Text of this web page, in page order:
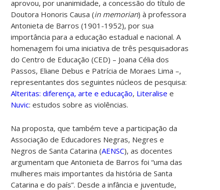
aprovou, por unanimidade, a concessão do título de
Doutora Honoris Causa (in memorian) à professora
Antonieta de Barros (1901-1952), por sua
importância para a educação estadual e nacional. A
homenagem foi uma iniciativa de três pesquisadoras
do Centro de Educação (CED) – Joana Célia dos
Passos, Eliane Debus e Patrícia de Moraes Lima –,
representantes dos seguintes núcleos de pesquisa:
Alteritas: diferença, arte e educação, Literalise e
Nuvic: estudos sobre as violências.
Na proposta, que também teve a participação da
Associação de Educadores Negras, Negres e
Negros de Santa Catarina (AENSC), as docentes
argumentam que Antonieta de Barros foi “uma das
mulheres mais importantes da história de Santa
Catarina e do país”. Desde a infância e juventude,